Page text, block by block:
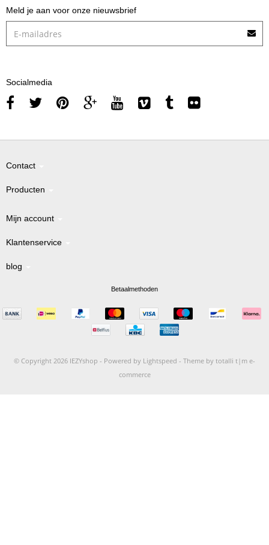
Meld je aan voor onze nieuwsbrief
Socialmedia
Contact
Producten
Mijn account
Klantenservice
blog
Betaalmethoden
© Copyright 2026 IEZYshop - Powered by Lightspeed - Theme by totalli t|m e-
commerce